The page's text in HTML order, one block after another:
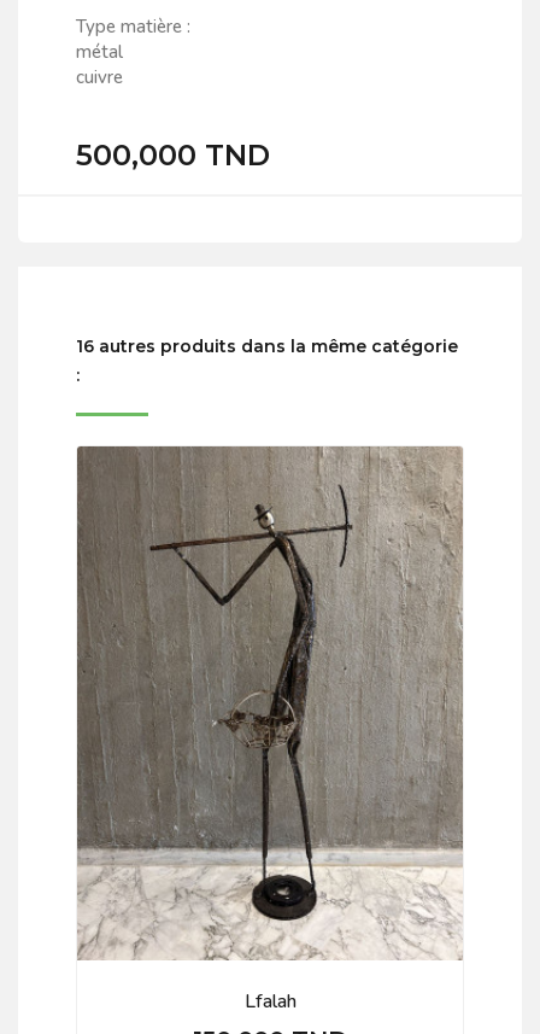
Type matière :
métal
cuivre
500,000 TND
16 autres produits dans la même catégorie
:
Lfalah